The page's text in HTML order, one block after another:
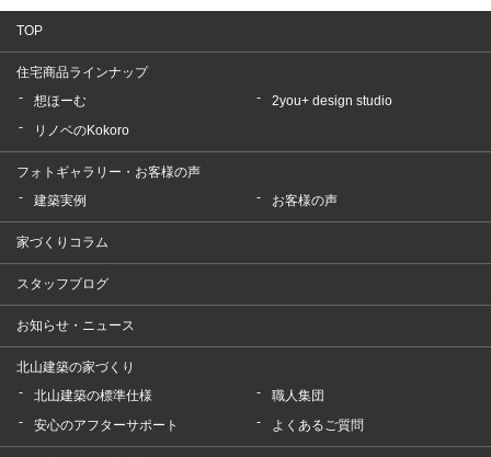
TOP
住宅商品ラインナップ
想ほーむ
2you+ design studio
リノベのKokoro
フォトギャラリー・お客様の声
建築実例
お客様の声
家づくりコラム
スタッフブログ
お知らせ・ニュース
北山建築の家づくり
北山建築の標準仕様
職人集団
安心のアフターサポート
よくあるご質問